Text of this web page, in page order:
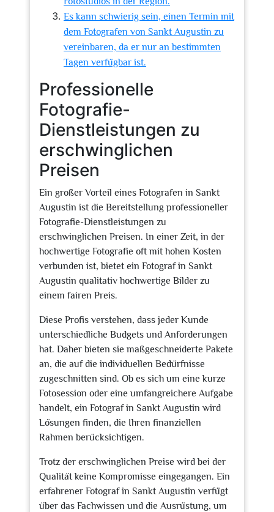
Es kann schwierig sein, einen Termin mit
dem Fotografen von Sankt Augustin zu
vereinbaren, da er nur an bestimmten
Tagen verfügbar ist.
Professionelle
Fotografie-
Dienstleistungen zu
erschwinglichen
Preisen
Ein großer Vorteil eines Fotografen in Sankt
Augustin ist die Bereitstellung professioneller
Fotografie-Dienstleistungen zu
erschwinglichen Preisen. In einer Zeit, in der
hochwertige Fotografie oft mit hohen Kosten
verbunden ist, bietet ein Fotograf in Sankt
Augustin qualitativ hochwertige Bilder zu
einem fairen Preis.
Diese Profis verstehen, dass jeder Kunde
unterschiedliche Budgets und Anforderungen
hat. Daher bieten sie maßgeschneiderte Pakete
an, die auf die individuellen Bedürfnisse
zugeschnitten sind. Ob es sich um eine kurze
Fotosession oder eine umfangreichere Aufgabe
handelt, ein Fotograf in Sankt Augustin wird
Lösungen finden, die Ihren finanziellen
Rahmen berücksichtigen.
Trotz der erschwinglichen Preise wird bei der
Qualität keine Kompromisse eingegangen. Ein
erfahrener Fotograf in Sankt Augustin verfügt
über das Fachwissen und die Ausrüstung, um